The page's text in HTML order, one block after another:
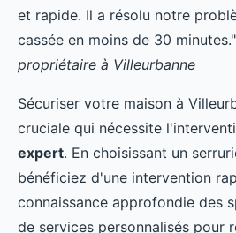
et rapide. Il a résolu notre
cassée en moins de 30
propriétaire à Villeurbanne
Sécuriser votre maison à
cruciale qui nécessite
expert. En choisissant un
bénéficiez d'une intervention
connaissance approfondie des
de services personnalisés pour